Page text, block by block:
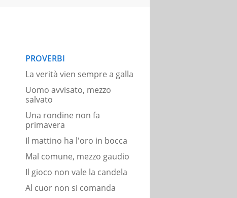
PROVERBI
La verità vien sempre a galla
Uomo avvisato, mezzo
salvato
Una rondine non fa
primavera
Il mattino ha l'oro in bocca
Mal comune, mezzo gaudio
Il gioco non vale la candela
Al cuor non si comanda